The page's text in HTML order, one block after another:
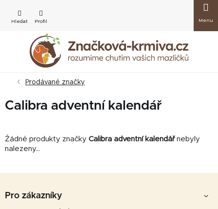
obsah
košík
Prodávané značky
Calibra adventní kalendář
Žádné produkty značky Calibra adventní kalendářnebyly
nalezeny...
Pro zákazníky